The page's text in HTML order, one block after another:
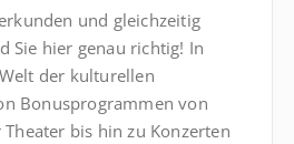
und gleichzeitig
Sie hier genau richtig! In
der kulturellen
Bonusprogrammen von
bis hin zu Konzerten